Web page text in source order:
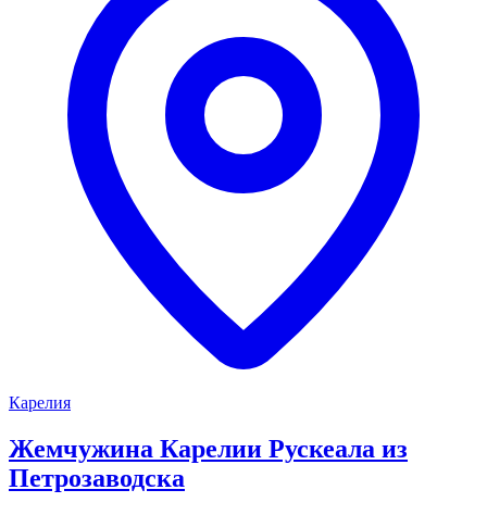
Карелия
Жемчужина Карелии Рускеала из
Петрозаводска